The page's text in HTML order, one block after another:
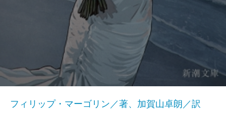
フィリップ・マーゴリン／著、加賀山卓朗／訳